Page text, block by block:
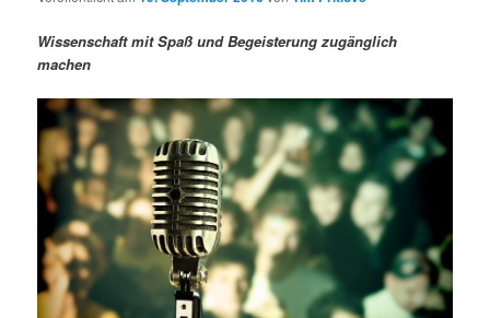
ä
r
e
I
n
n
d
ä
e
n
n
v
i
g
t
i
o
Wissenschaft mit Spaß und Begeisterung zugänglich
machen